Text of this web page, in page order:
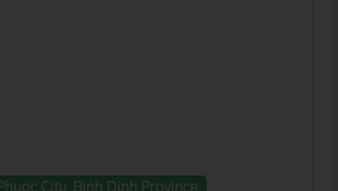
City, Binh Dinh Province